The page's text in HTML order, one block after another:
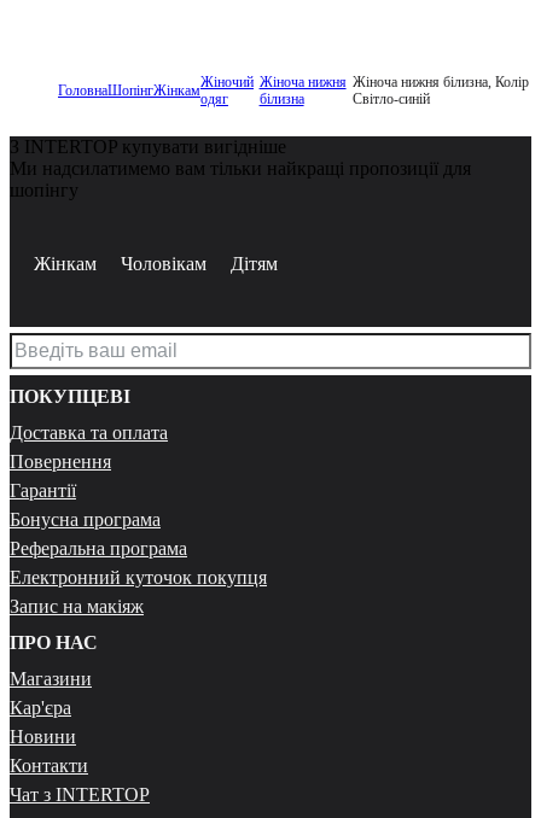
ГоловнаШопінгЖінкамЖіночий
одяг
Жіноча нижня
білизна
Жіноча нижня білизна, Колір
Світло-синій
З INTERTOP купувати вигідніше
Ми надсилатимемо вам тільки найкращі пропозиції для
шопінгу
Жінкам Чоловікам Дітям
ПОКУПЦЕВІ
Доставка та оплата
Повернення
Гарантії
Бонусна програма
Реферальна програма
Електронний куточок покупця
Запис на макіяж
ПРО НАС
Магазини
Кар'єра
Новини
Контакти
Чат з INTERTOP